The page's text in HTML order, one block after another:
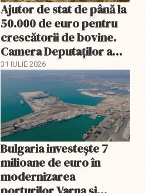
Ajutor de stat de până la
50.000 de euro pentru
crescătorii de bovine.
Camera Deputaților a
aprobat schema
31 IULIE 2026
Bulgaria investește 7
milioane de euro în
modernizarea